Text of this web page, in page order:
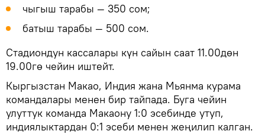
чыгыш тарабы — 350 сом;
батыш тарабы — 500 сом.
Стадиондун кассалары күн сайын саат 11.00дөн
19.00гө чейин иштейт.
Кыргызстан Макао, Индия жана Мьянма курама
командалары менен бир тайпада. Буга чейин
улуттук команда Макаону 1:0 эсебинде утуп,
индиялыктардан 0:1 эсеби менен жеңилип калган.